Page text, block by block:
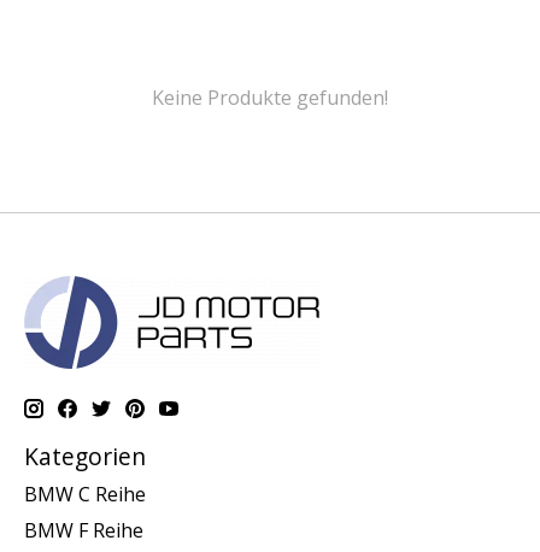
Keine Produkte gefunden!
Kategorien
BMW C Reihe
BMW F Reihe